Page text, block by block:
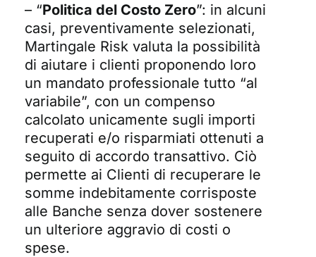
– “Politica del Costo Zero”: in alcuni
casi, preventivamente selezionati,
Martingale Risk valuta la possibilità
di aiutare i clienti proponendo loro
un mandato professionale tutto “al
variabile”, con un compenso
calcolato unicamente sugli importi
recuperati e/o risparmiati ottenuti a
seguito di accordo transattivo. Ciò
permette ai Clienti di recuperare le
somme indebitamente corrisposte
alle Banche senza dover sostenere
un ulteriore aggravio di costi o
spese.